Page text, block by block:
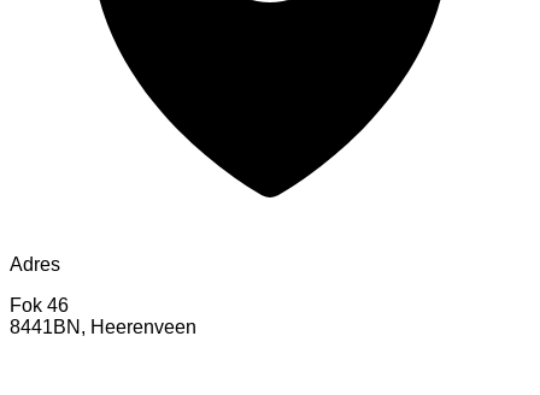
Adres
Fok 46
8441BN, Heerenveen